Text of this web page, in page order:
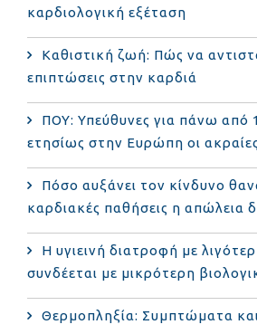
καρδιολογική εξέταση
Καθιστική ζωή: Πώς να
επιπτώσεις στην καρδιά
ΠΟΥ: Υπεύθυνες για πάνω από
ετησίως στην Ευρώπη οι
Πόσο αυξάνει τον κίνδυνο
καρδιακές παθήσεις η απώλεια
Η υγιεινή διατροφή με
συνδέεται με μικρότερη
Θερμοπληξία: Συμπτώματα